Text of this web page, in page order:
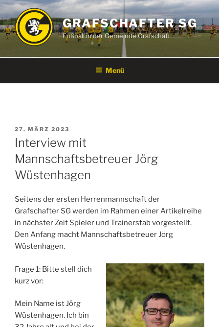
Zum
Inhalt
springen
GRAFSCHAFTER SG
Fußball in der Gemeinde Grafschaft
Menü
VERÖFFENTLICHT
AM
27. MÄRZ 2023
Interview mit
Mannschaftsbetreuer Jörg
Wüstenhagen
Seitens der ersten Herrenmannschaft der
Grafschafter SG werden im Rahmen einer Artikelreihe
in nächster Zeit Spieler und Trainerstab vorgestellt.
Den Anfang macht Mannschaftsbetreuer Jörg
Wüstenhagen.
Frage 1: Bitte stell dich
kurz vor:
Mein Name ist Jörg
Wüstenhagen. Ich bin